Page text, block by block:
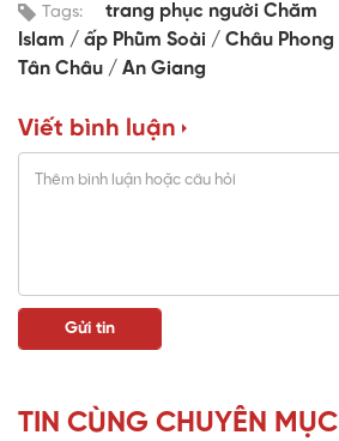
Tags:
trang phục người Chăm
Islam
ấp Phũm Soài
Châu Phong
Tân Châu
An Giang
Viết bình luận
TIN CÙNG CHUYÊN MỤC